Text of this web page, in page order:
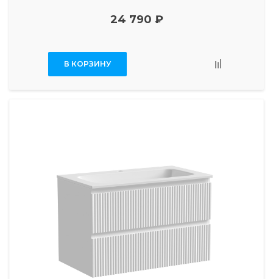
24 790 ₽
В КОРЗИНУ